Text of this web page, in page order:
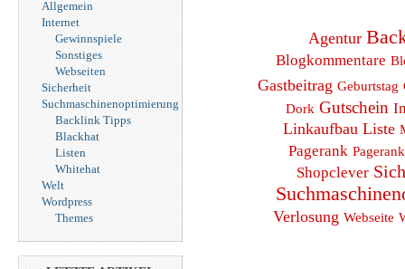
Allgemein
Internet
Gewinnspiele
Sonstiges
Webseiten
Sicherheit
Suchmaschinenoptimierung
Backlink Tipps
Blackhat
Listen
Whitehat
Welt
Wordpress
Themes
Agentur
Blogkommentare
Gastbeitrag Geburtstag
Dork Gutschein
Linkaufbau Liste
Pagerank
Shopclever
Verlosung Webseite